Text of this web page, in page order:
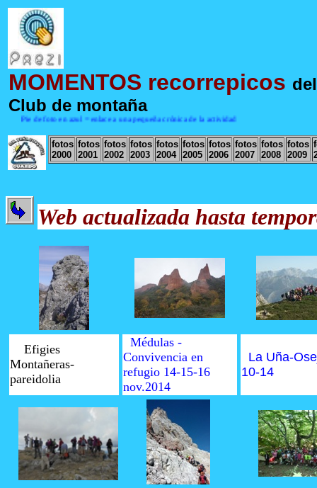
MOMENTOS recorrepicos del
Club de montaña
Pie de foto en azul = enlace a una pequeña crónica de la actividad
fotos
2000
fotos
2001
fotos
2002
fotos
2003
fotos
2004
fotos
2005
fotos
2006
fotos
2007
fotos
2008
fotos
2009
Web actualizada hasta
Efigies
Montañeras-
pareidolia
Médulas -
Convivencia en
refugio 14-15-16
nov.2014
La Uña-
10-14